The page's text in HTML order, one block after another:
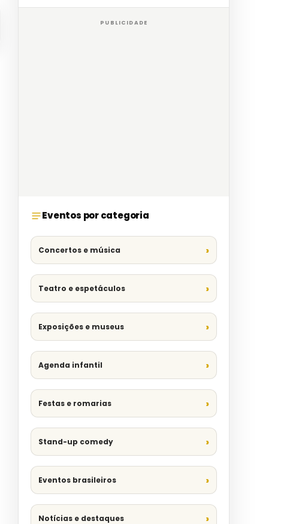
PUBLICIDADE
Eventos por categoria
Concertos e música
Teatro e espetáculos
Exposições e museus
Agenda infantil
Festas e romarias
Stand-up comedy
Eventos brasileiros
Notícias e destaques